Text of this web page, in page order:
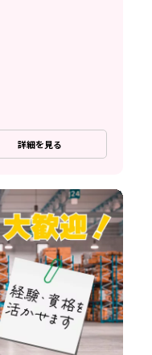
詳細を見る